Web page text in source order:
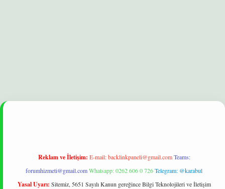
Reklam ve İletişim: E-mail:backlinkpaneli@gmail.com Teams:
forumhizmeti@gmail.comWhatsapp: 0262 606 0 726Telegram: @karabul
Yasal Uyarı: Sitemiz, 5651 Sayılı Kanun gereğince Bilgi Teknolojileri ve İletişim